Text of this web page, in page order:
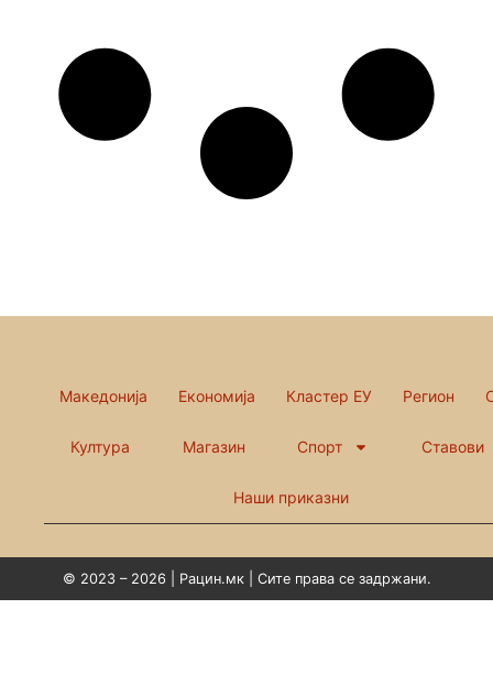
Македонија Економија Кластер ЕУ Регион
Култура Магазин Спорт Ставови
Наши приказни
© 2023 – 2026 | Рацин.мк | Сите права се задржани.